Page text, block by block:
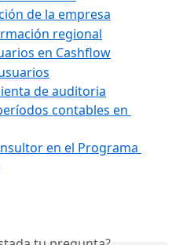
de la empresa
regional
en Cashflow
de auditoria
contables en
en el Programa